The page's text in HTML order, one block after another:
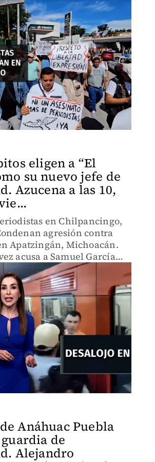
eligen a “El
su nuevo jefe de
Azucena a las 10,
en Chilpancingo,
agresión contra
Apatzingán, Michoacán.
acusa a Samuel García
ser un mentiroso.
Anáhuac Puebla
de
Alejandro